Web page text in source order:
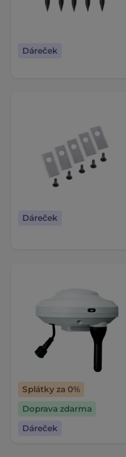
Dáreček
Dáreček
Splátky za 0%
Doprava zdarma
Dáreček